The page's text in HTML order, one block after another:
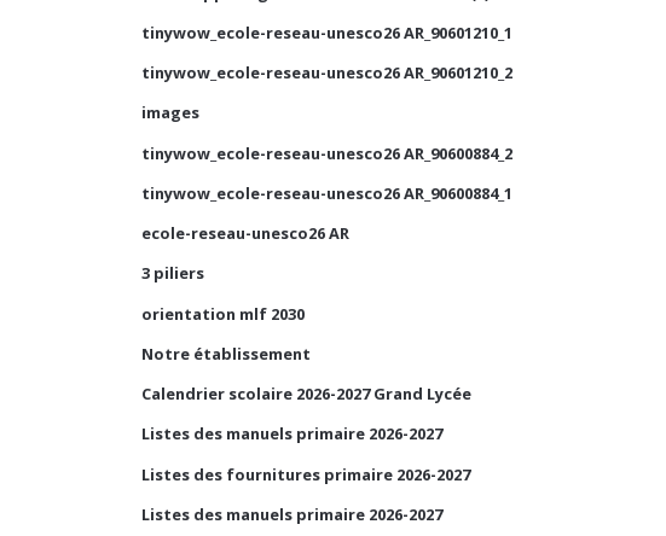
tinywow_ecole-reseau-unesco26 AR_90601210_1
tinywow_ecole-reseau-unesco26 AR_90601210_2
images
tinywow_ecole-reseau-unesco26 AR_90600884_2
tinywow_ecole-reseau-unesco26 AR_90600884_1
ecole-reseau-unesco26 AR
3 piliers
orientation mlf 2030
Notre établissement
Calendrier scolaire 2026-2027 Grand Lycée
Listes des manuels primaire 2026-2027
Listes des fournitures primaire 2026-2027
Listes des manuels primaire 2026-2027